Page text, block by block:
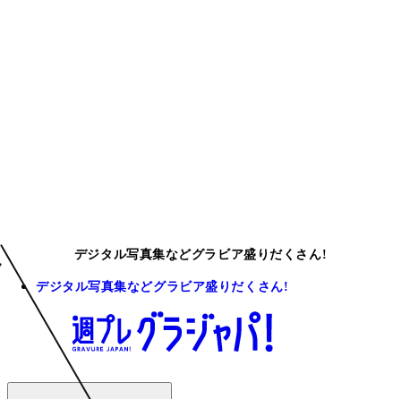
デジタル写真集などグラビア盛りだくさん!
デジタル写真集などグラビア盛りだくさん!